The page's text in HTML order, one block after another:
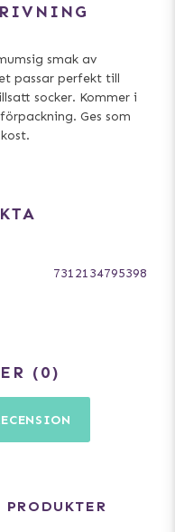
smak av
passar perfekt till
socker. Kommer i
Ges som
7312134795398
0